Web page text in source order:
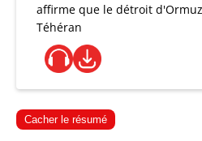
affirme que le détroit
Téhéran
Cacher le résumé